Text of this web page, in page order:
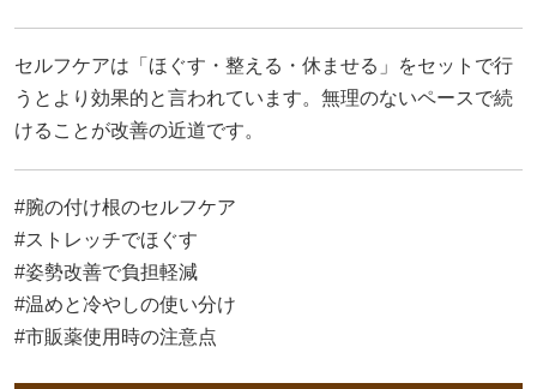
セルフケアは「ほぐす・整える・休ませる」をセットで行
うとより効果的と言われています。無理のないペースで続
けることが改善の近道です。
#腕の付け根のセルフケア
#ストレッチでほぐす
#姿勢改善で負担軽減
#温めと冷やしの使い分け
#市販薬使用時の注意点